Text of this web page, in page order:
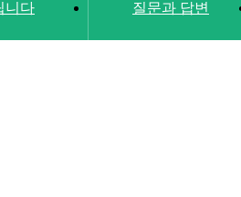
니다 질문과 답변